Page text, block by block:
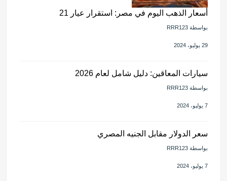
أسعار الذهب اليوم في مصر: استقرار عيار 21
بواسطة RRR123
29 يوليو، 2024
سيارات المعاقين: دليل شامل لعام 2026
بواسطة RRR123
7 يوليو، 2024
سعر الدولار مقابل الجنيه المصري
بواسطة RRR123
7 يوليو، 2024